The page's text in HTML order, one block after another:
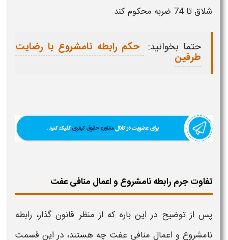
شلاق تا 74 ضربه محکوم کند.
حتما بخوانید: حکم رابطه نامشروع با رضایت
طرفین
تفاوت جرم رابطه نامشروع و اعمال منافی عفت
پس از توضیح در این باره که از منظر قانون گذار، رابطه
نامشروع و اعمال منافی عفت چه هستند، در این قسمت